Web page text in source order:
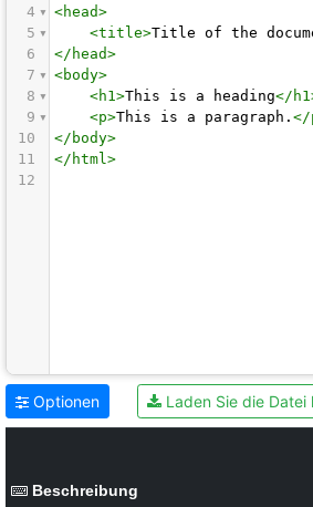
4
<head>
5
<title>Title of the
6
</ head>
7
<body>
8
<h1>This is a heading</ h1
9
<p>This is a paragraph. </
10
</ body>
11
</ html>
12
Optionen Laden Sie die Datei
Beschreibung